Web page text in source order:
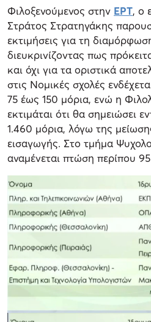
Φιλοξενούμενος στην ΕΡΤ, ο
Στράτος Στρατηγάκης
εκτιμήσεις για τη
διευκρινίζοντας πως
και όχι για τα οριστικά
στις Νομικές σχολές
75 έως 150 μόρια, ενώ η
εκτιμάται ότι θα σημειώσει
1.460 μόρια, λόγω της
εισαγωγής. Στο τμήμα
αναμένεται πτώση περίπου